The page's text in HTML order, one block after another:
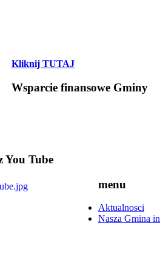
Kliknij TUTAJ
Wsparcie finansowe Gminy
You Tube
menu
Aktualnosci
Nasza Gmina